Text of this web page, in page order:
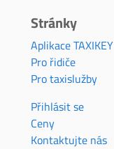
Stránky
Aplikace TAXIKEY
Pro řidiče
Pro taxislužby
Přihlásit se
Ceny
Kontaktujte nás